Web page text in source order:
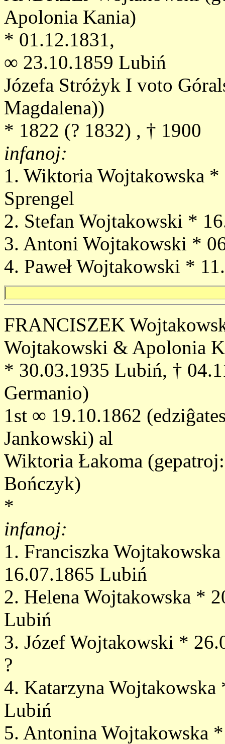
Apolonia Kania)
* 01.12.1831,
∞ 23.10.1859 Lubiń
Józefa Stróżyk I voto
Magdalena))
* 1822 (? 1832) , † 1900
infanoj:
1. Wiktoria Wojtakowska
Sprengel
2. Stefan Wojtakowski *
3. Antoni Wojtakowski *
4. Paweł Wojtakowski *
FRANCISZEK
Wojtakowski & Apolonia
* 30.03.1935 Lubiń, †
Germanio)
1st ∞ 19.10.1862
Jankowski) al
Wiktoria Łakoma
Bończyk)
*
infanoj:
1. Franciszka
16.07.1865 Lubiń
2. Helena Wojtakowska *
Lubiń
3. Józef Wojtakowski *
?
4. Katarzyna
Lubiń
5. Antonina Wojtakowska